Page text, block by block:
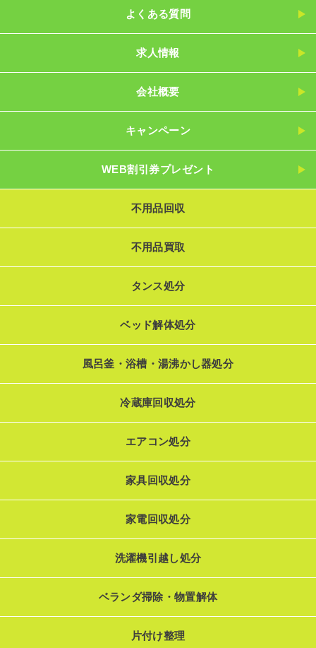
よくある質問
求人情報
会社概要
キャンペーン
WEB割引券プレゼント
不用品回収
不用品買取
タンス処分
ベッド解体処分
風呂釜・浴槽・湯沸かし器処分
冷蔵庫回収処分
エアコン処分
家具回収処分
家電回収処分
洗濯機引越し処分
ベランダ掃除・物置解体
片付け整理